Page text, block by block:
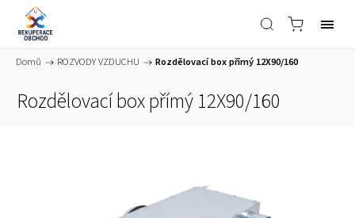
Domů / ROZVODY VZDUCHU / Rozdělovací box přímý 12X90/160
Rozdělovací box přímý 12X90/160